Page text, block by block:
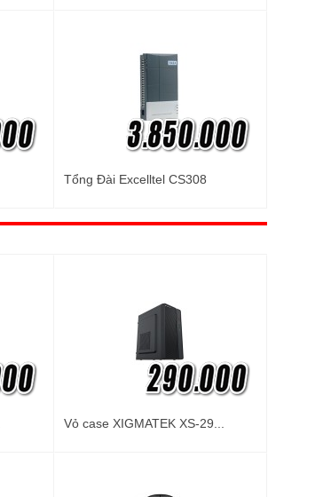
Tổng Đài Excelltel CS308
Vỏ case XIGMATEK XS-29...